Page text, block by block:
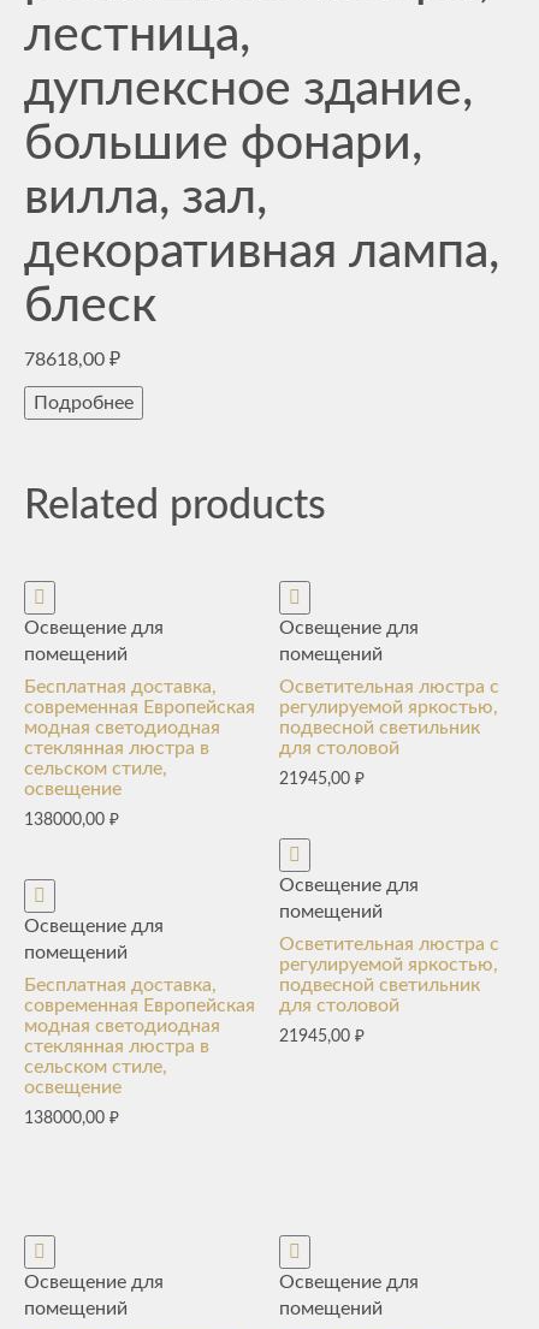
лестница,
дуплексное здание,
большие фонари,
вилла, зал,
декоративная лампа,
блеск
78618,00 ₽
Подробнее
Related products
Освещение для
помещений
Бесплатная доставка,
современная Европейская
модная светодиодная
стеклянная люстра в
сельском стиле,
освещение
138000,00 ₽
Освещение для
помещений
Бесплатная доставка,
современная Европейская
модная светодиодная
стеклянная люстра в
сельском стиле,
освещение
138000,00 ₽
Освещение для
помещений
Осветительная люстра с
регулируемой яркостью,
подвесной светильник
для столовой
21945,00₽
Освещение для
помещений
Осветительная люстра с
регулируемой яркостью,
подвесной светильник
для столовой
21945,00₽
Освещение для
помещений
Освещение для
помещений